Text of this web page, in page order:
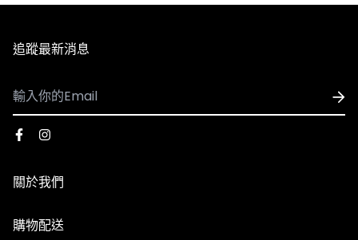
器設定不同，因此多少會造成顏色落差，請以實際收到的商
3. 全館商品皆享有七天無條件退換貨，除私人貼身用品外
- 國際配送
1. 可配送國家：香港、澳門
2. 使用順豐速運執行配送服務，運費皆採用順豐到付，收
3. 因國際運費金額高且手續繁複，海外購物一律不受理退
關於我們
購物配送
追蹤最新消息